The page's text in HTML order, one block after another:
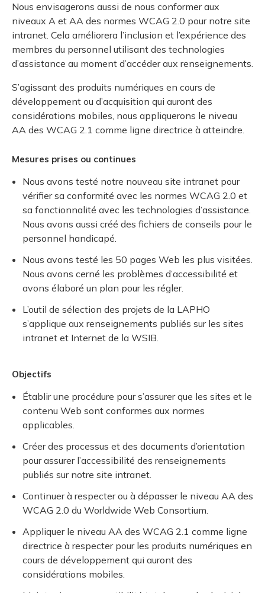
Nous envisagerons aussi de nous conformer aux
niveaux A et AA des normes WCAG 2.0 pour notre site
intranet. Cela améliorera l’inclusion et l’expérience des
membres du personnel utilisant des technologies
d’assistance au moment d’accéder aux renseignements.
S’agissant des produits numériques en cours de
développement ou d’acquisition qui auront des
considérations mobiles, nous appliquerons le niveau
AA des WCAG 2.1 comme ligne directrice à atteindre.
Mesures prises ou continues
Nous avons testé notre nouveau site intranet pour
vérifier sa conformité avec les normes WCAG 2.0 et
sa fonctionnalité avec les technologies d’assistance.
Nous avons aussi créé des fichiers de conseils pour le
personnel handicapé.
Nous avons testé les 50 pages Web les plus visitées.
Nous avons cerné les problèmes d’accessibilité et
avons élaboré un plan pour les régler.
L’outil de sélection des projets de la LAPHO
s’applique aux renseignements publiés sur les sites
intranet et Internet de la WSIB.
Objectifs
Établir une procédure pour s’assurer que les sites et le
contenu Web sont conformes aux normes
applicables.
Créer des processus et des documents d’orientation
pour assurer l’accessibilité des renseignements
publiés sur notre site intranet.
Continuer à respecter ou à dépasser le niveau AA des
WCAG 2.0 du Worldwide Web Consortium.
Appliquer le niveau AA des WCAG 2.1 comme ligne
directrice à respecter pour les produits numériques en
cours de développement qui auront des
considérations mobiles.